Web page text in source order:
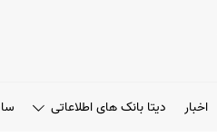
اخبار دیتا بانک های اطلاعاتی